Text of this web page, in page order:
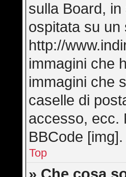
sulla Board, in
ospitata su
http://
immagini che
immagini che
caselle di
accesso, ecc.
BBCode [img].
Top